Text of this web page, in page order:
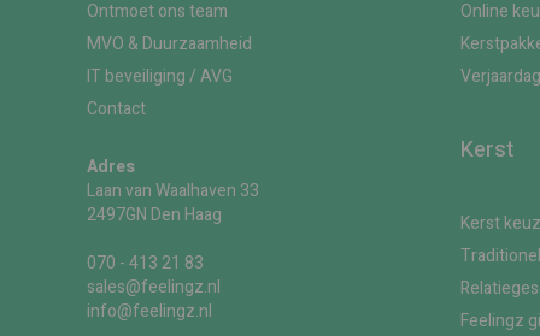
Ontmoet ons team
MVO & Duurzaamheid
IT beveiliging / AVG
Contact
Adres
Laan van Waalhaven 33
2497GN Den Haag
070 - 413 21 83
sales@feelingz.nl
info@feelingz.nl
Online
Kerst
Kerst
Feelingz